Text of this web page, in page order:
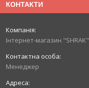
КОНТАКТИ
Інтернет-магазин "SHRAK"
Менеджер